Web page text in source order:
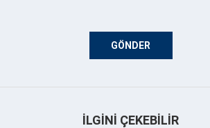
İLGINI ÇEKEBILIR